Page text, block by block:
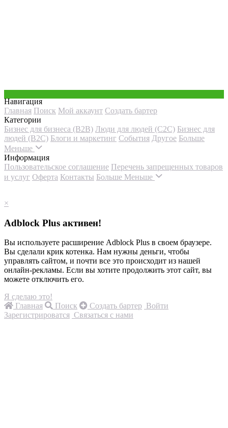
Навигация
Главная Поиск Мой аккаунт Создать бартер
Категории
Бизнес для бизнеса (B2B) Люди для людей (С2С) Бизнес для
людей (B2C) Блоги и маркетинг События Другое Больше
Меньше
Информация
Пользовательское соглашение Перечень запрещенных товаров
и услуг Оферта Контакты Больше Меньше
×
Adblock Plus активен!
Вы используете расширение Adblock Plus в своем браузере.
Вы сделали крик котенка. Нам нужны деньги, чтобы
управлять сайтом, и почти все это происходит из нашей
онлайн-рекламы. Если вы хотите продолжить этот сайт, вы
можете отключить его.
Я сделаю это!
Главная
Поиск Создать бартер Войти
Зарегистрироватся Связаться с нами